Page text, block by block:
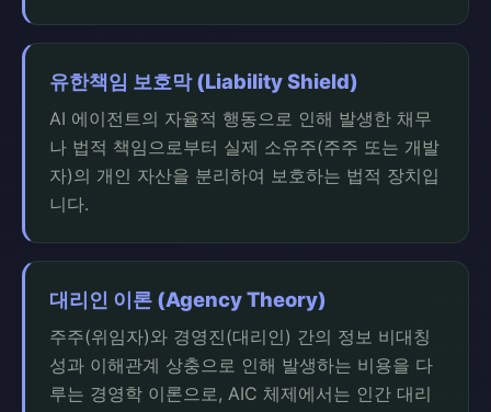
유한책임 보호막 (Liability Shield)
AI 에이전트의 자율적 행동으로 인해 발생한 채무
나 법적 책임으로부터 실제 소유주(주주 또는 개발
자)의 개인 자산을 분리하여 보호하는 법적 장치입
니다.
대리인 이론 (Agency Theory)
주주(위임자)와 경영진(대리인) 간의 정보 비대칭
성과 이해관계 상충으로 인해 발생하는 비용을 다
루는 경영학 이론으로, AIC 체제에서는 인간 대리